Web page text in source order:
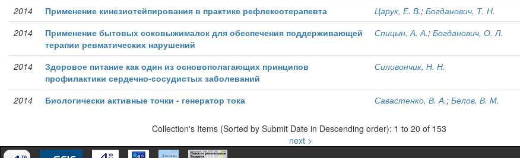
2014
Применение кинезиотейпирования в практике рефлексотерапевта Царук, Е. В.; Богданович, Т. Н.
2014
Применение бытовых соковыжималок для обеспечения поддерживающей
терапии ревматических нарушений
Спицын, А. А.; Богданович, О. Л.
2014
Здоровое питание как один из основополагающих принципов
профилактики сердечно-сосудистых заболеваний
Силивончик, Н. Н.
2014 Биологически активные точки - генератор тока Савастенко, В. А.; Белов, В. М.
Collection's Items (Sorted by Submit Date in Descending order): 1 to 20 of 153
next >